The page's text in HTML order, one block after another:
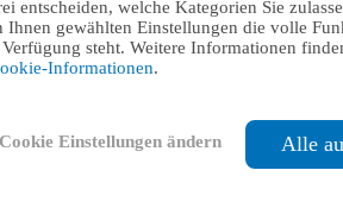
entscheiden, welche Kategorien Sie
Ihnen gewählten Einstellungen die volle
steht. Weitere Informationen
Informationen.
Cookie Einstellungen ändern Alle